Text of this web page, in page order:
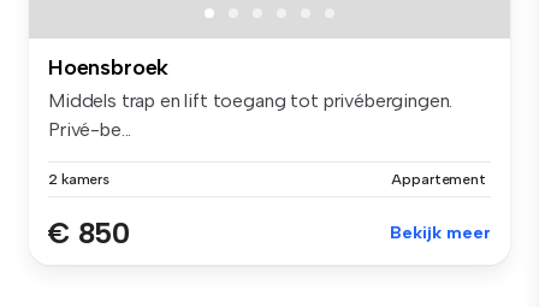
Hoensbroek
Middels trap en lift toegang tot privébergingen.
Privé-be...
2 kamers Appartement
€ 850 Bekijk meer